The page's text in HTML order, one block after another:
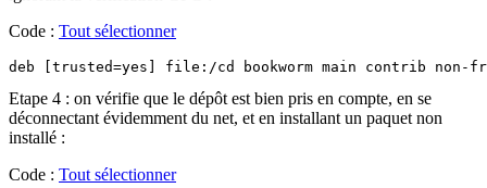
Code : Tout sélectionner
deb [trusted=yes] file:/cd bookworm main contrib non-
Etape 4 : on vérifie que le dépôt est bien pris en compte, en se
déconnectant évidemment du net, et en installant un paquet non
installé :
Code : Tout sélectionner